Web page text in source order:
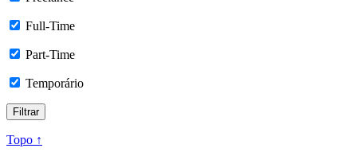
Full-Time
Part-Time
Temporário
Topo ↑